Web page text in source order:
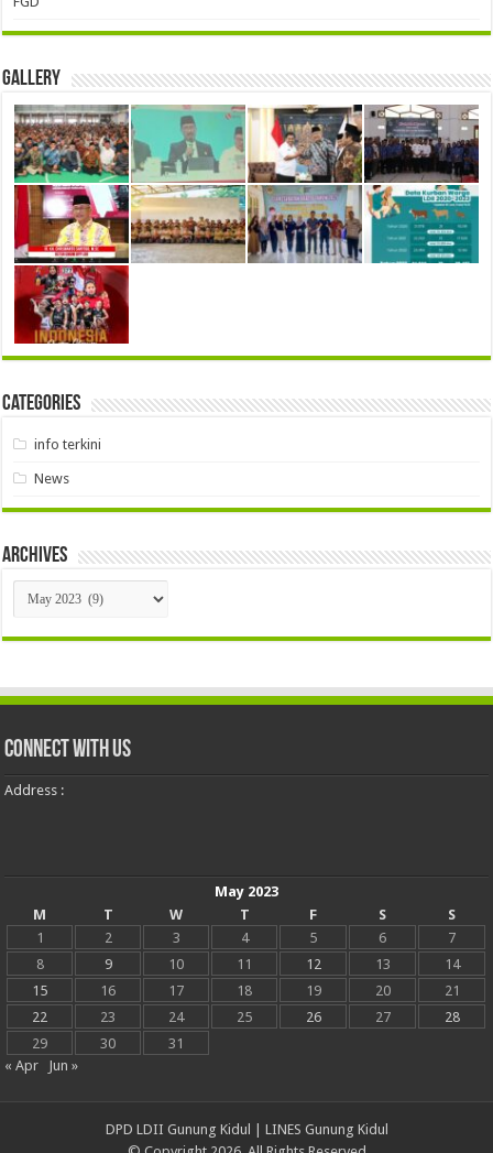
Gallery
Categories
info terkini
News
Archives
Archives
Connect With Us
Address :
May 2023
M
T W T F S
S
1
2 3 4 5 6
7
8
9 10 11 12 13
14
15
16 17 18 19 20
21
22
23 24 25 26 27
28
29
30
31
« Apr
Jun »
DPD LDII Gunung Kidul
LINES Gunung Kidul